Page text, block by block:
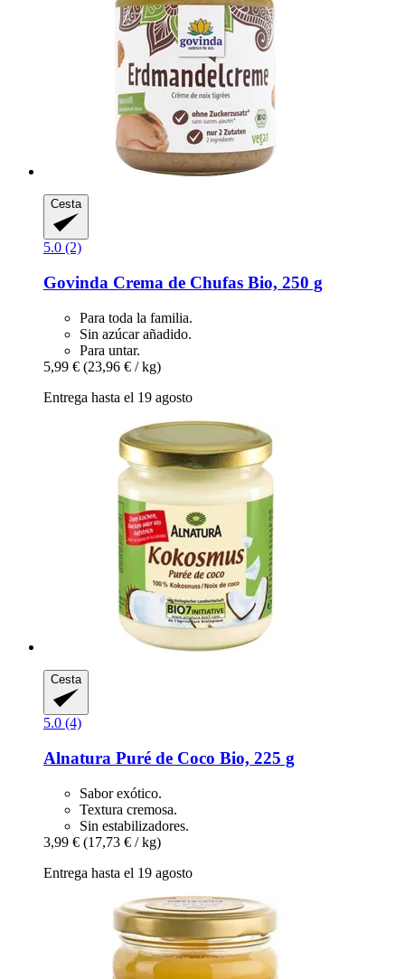
Cesta
5.0 (2)
Govinda Crema de Chufas Bio, 250 g
Para toda la familia.
Sin azúcar añadido.
Para untar.
5,99 € (23,96 € / kg)
Entrega hasta el 19 agosto
Cesta
5.0 (4)
Alnatura Puré de Coco Bio, 225 g
Sabor exótico.
Textura cremosa.
Sin estabilizadores.
3,99 € (17,73 € / kg)
Entrega hasta el 19 agosto